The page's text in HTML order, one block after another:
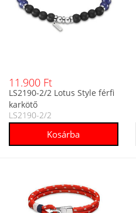
11.900 Ft
LS2190-2/2 Lotus Style férfi
karkötő
LS2190-2/2